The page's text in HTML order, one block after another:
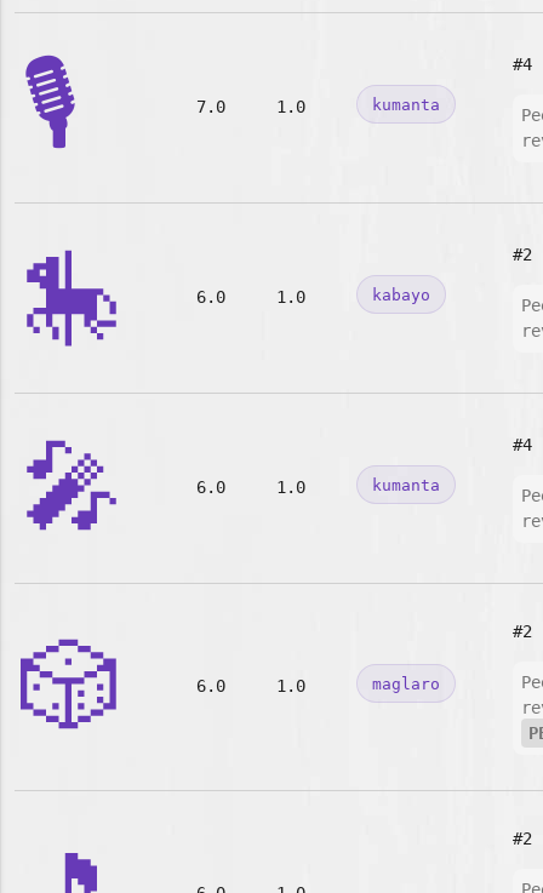
🎙️ 7.0 1.0 kumanta
#4
🎠 6.0 1.0 kabayo
#2
🎤 6.0 1.0 kumanta
#4
🎲 6.0 1.0 maglaro
#2
#2